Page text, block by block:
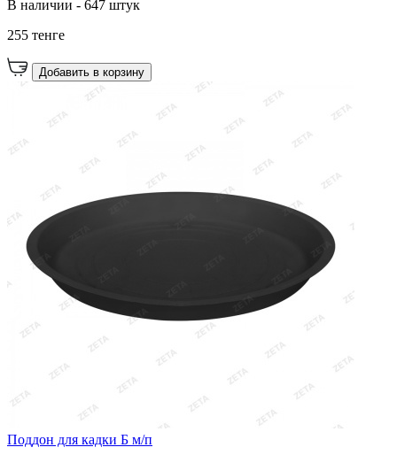
В наличии - 647 штук
255 тенге
Добавить в корзину
Поддон для кадки Б м/п